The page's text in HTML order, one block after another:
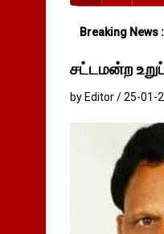
Breaking News :
சட்டமன்ற
by Editor / 25-01-